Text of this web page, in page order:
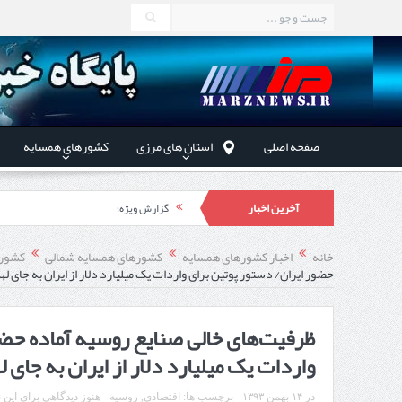
صفحه اصلی استان های مرزی کشورهای همسایه
آخرین اخبار گزارش ویژه؛
طرز تهیه خورش خلال کرمانشاهی +نکات
استاندار اردبیل در دیدار
راه‌اندازی کامل منطقه
خانه اخبار کشورهای همسایه کشورهای همسایه شمالی
حضور ایران/ دستور پوتین برای واردات یک میلیارد دلار از ایران به جای
ظرفیت‌های خالی صنایع روسیه آماده
واردات یک میلیارد دلار از ایران به
در۱۴ بهمن ۱۳۹۳ برچسب ها: اقتصادی, روسیه هنوز دیدگاهی برای این